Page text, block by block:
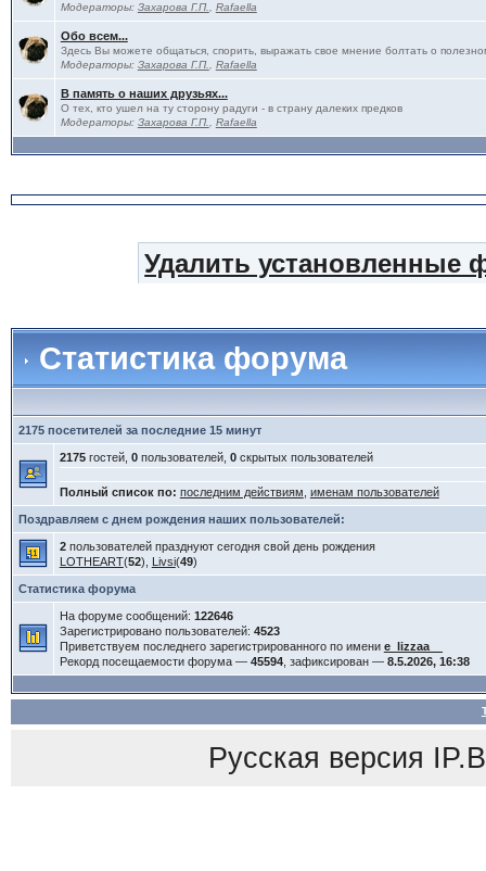
Модераторы: Захарова Г.П. Rafaella
Обо всем...
Здесь Вы можете общаться, спорить, выражать свое мнение болтать о
Модераторы: Захарова Г.П. Rafaella
В память о наших друзьях...
О тех, кто ушел на ту сторону радуги - в страну далеких предков
Модераторы: Захарова Г.П. Rafaella
Удалить установленные
Статистика форума
2175 посетителей за последние 15 минут
2175гостей, 0пользователей, 0скрытых пользователей
Полный список по: последним действиям именам пользователей
Поздравляем с днем рождения наших пользователей:
2пользователей празднуют сегодня свой день рождения
LOTHEART(52), Livsi(49)
Статистика форума
На форуме сообщений: 122646
Зарегистрировано пользователей: 4523
Приветствуем последнего зарегистрированного по имени e_lizzaa__
Рекорд посещаемости форума — 45594, зафиксирован — 8.5.2026, 16:38
Русская версия